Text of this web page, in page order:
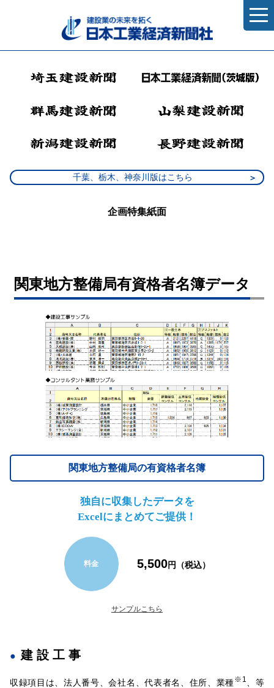
千葉、栃木、神奈川版はこちら
企画特集紙面
関東地方整備局有資格者名簿データ
関東地方整備局の有資格者名簿
独自に収集したデータを
Excelにまとめてご提供！
料金 5,500円（税込）
サンプルこちら
建設工事
収録項目は、法人番号、会社名、代表者名、住所、業種※1
、等